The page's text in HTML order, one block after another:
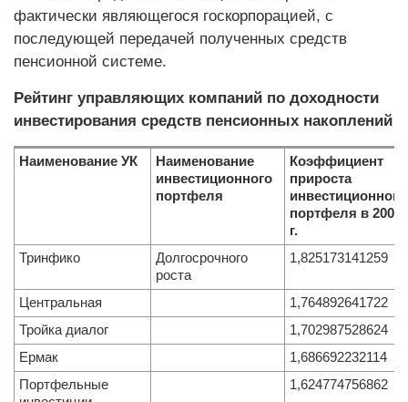
фактически являющегося госкорпорацией, с
последующей передачей полученных средств
пенсионной системе.
Рейтинг управляющих компаний по доходности
инвестирования средств пенсионных накоплений
Наименование УК
Наименование
инвестиционного
портфеля
Коэффициент
прироста
инвестиционного
портфеля в 2009
г.
Тринфико
Долгосрочного
роста
1,825173141259
Центральная
1,764892641722
Тройка диалог
1,702987528624
Ермак
1,686692232114
Портфельные
1,624774756862